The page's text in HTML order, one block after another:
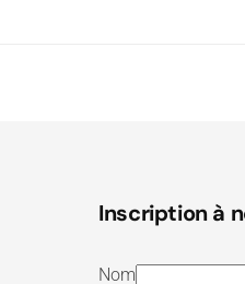
Inscription à
Nom